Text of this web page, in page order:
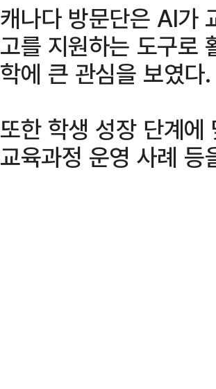
캐나다 방문단은 AI가
고를 지원하는 도구로
학에 큰 관심을 보였다.
또한 학생 성장 단계
교육과정 운영 사례